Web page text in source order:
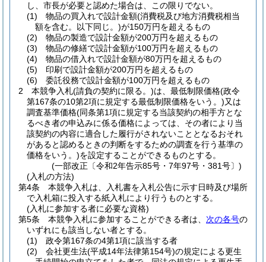
し、市長が必要と認めた場合は、この限りでない。
(1)
物品の買入れで設計金額(消費税及び地方消費税相当
額を含む。以下同じ。)が150万円を超えるもの
(2)
物品の製造で設計金額が200万円を超えるもの
(3)
物品の修繕で設計金額が100万円を超えるもの
(4)
物品の借入れで設計金額が80万円を超えるもの
(5)
印刷で設計金額が200万円を超えるもの
(6)
委託役務で設計金額が100万円を超えるもの
2
本競争入札(請負の契約に限る。)は、最低制限価格(政令
第167条の10第2項に規定する最低制限価格をいう。)又は
調査基準価格(同条第1項に規定する当該契約の相手方とな
るべき者の申込みに係る価格によっては、その者により当
該契約の内容に適合した履行がされないこととなるおそれ
があると認めるときの判断をするための調査を行う基準の
価格をいう。)を設定することができるものとする。
(一部改正〔令和2年告示85号・7年97号・381号〕)
(入札の方法)
第4条
本競争入札は、入札書を入札公告に示す日時及び場所
で入札箱に投入する紙入札により行うものとする。
(入札に参加する者に必要な資格)
第5条
本競争入札に参加することができる者は、 次の各号の
いずれにも該当しない者とする。
(1)
政令第167条の4第1項に該当する者
(2)
会社更生法(平成14年法律第154号)の規定による更生